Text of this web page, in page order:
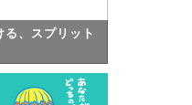
、スプリット